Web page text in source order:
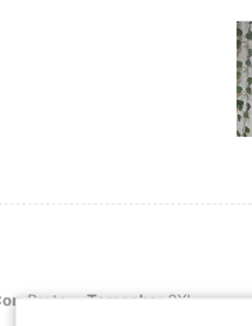
Tamanho: 0XL
Preto Tamanho:0XL